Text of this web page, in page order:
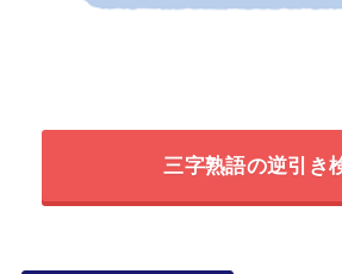
三字熟語の逆引き